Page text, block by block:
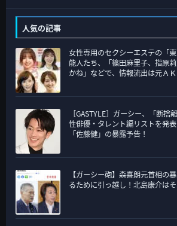
リ
ー
人気の記事
女性専用のセクシーエステの「
能人たち、「篠田麻里子、指原
かね」などで、情報流出は元Ａ
［GASTYLE］ガーシー、「断捨
性俳優・タレント編リストを発
「佐藤健」の暴露予告！
【ガーシー砲】森喜朗元首相の
るために引っ越し！北島康介は